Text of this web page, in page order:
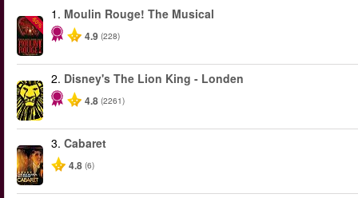
-50%
1. Moulin Rouge! The Musical
4.9 (228)
2. Disney's The Lion King - Londen
4.8 (2261)
3. Cabaret
4.8 (6)